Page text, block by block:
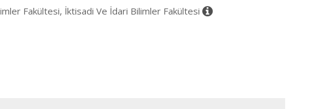
Fakültesi, İktisadi Ve İdari Bilimler Fakültesi